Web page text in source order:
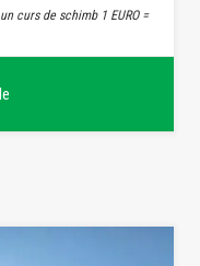
curs de schimb 1 EURO =